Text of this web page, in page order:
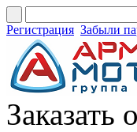
Регистрация Забыли
Заказать